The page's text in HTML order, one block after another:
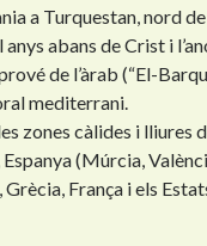
a Turquestan, nord
abans de Crist i
de l’àrab (“El-
mediterrani.
zones càlides i lliures
(Múrcia,
França i els